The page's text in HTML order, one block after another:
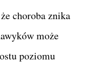
choroba znika
może
poziomu